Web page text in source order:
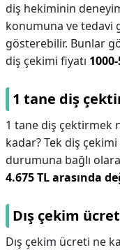
diş hekiminin
konumuna ve tedavi
gösterebilir. Bunlar
diş çekimi fiyatı
1 tane diş
1 tane diş çektirmek
kadar? Tek diş
durumuna bağlı
4.675 TL arasında
Dış çekim
Dış çekim ücreti ne